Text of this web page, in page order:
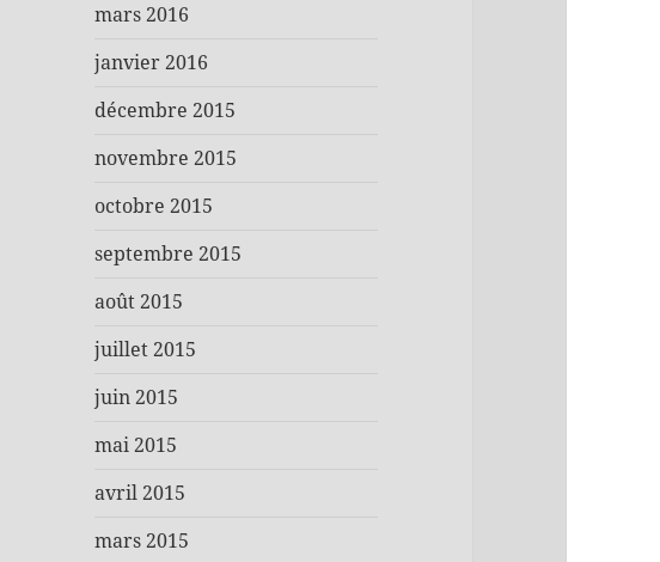
mars 2016
janvier 2016
décembre 2015
novembre 2015
octobre 2015
septembre 2015
août 2015
juillet 2015
juin 2015
mai 2015
avril 2015
mars 2015